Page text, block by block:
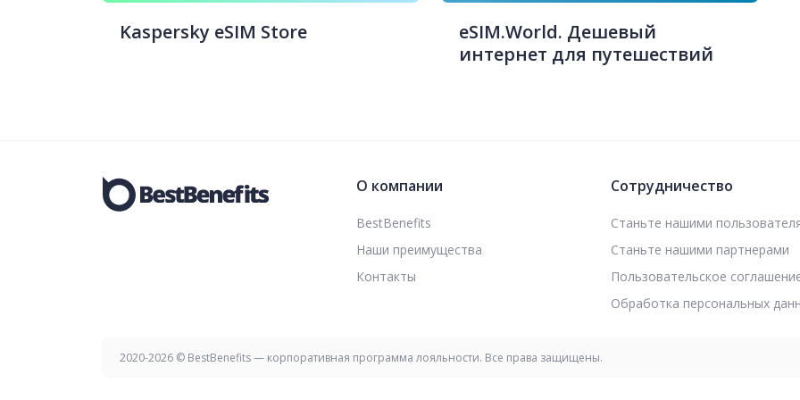
Kaspersky eSIM Store
eSIM.World. Дешевый
интернет для путешествий
О компании
BestBenefits
Наши преимущества
Контакты
Сотрудничество
Станьте нашими
Станьте нашими партнерами
Пользовательское
Обработка персональных
2020-2026 © BestBenefits — корпоративная программа лояльности. Все права защищены.